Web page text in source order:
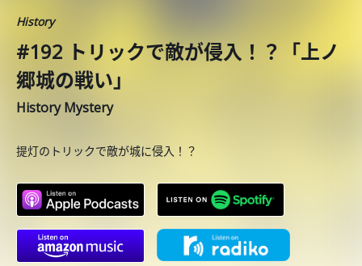
History
#192 トリックで敵が侵入！？「上ノ
郷城の戦い」
History Mystery
提灯のトリックで敵が城に侵入！？